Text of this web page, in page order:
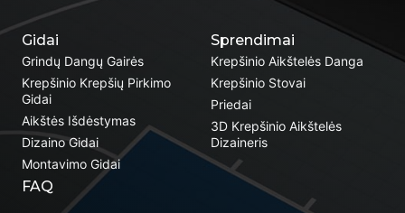
Sprendimai
Krepšinio Aikštelės Danga
Krepšinio Stovai
Priedai
3D Krepšinio Aikštelės
Dizaineris
Gidai
Grindų Dangų Gairės
Krepšinio Krepšių Pirkimo
Gidai
Aikštės Išdėstymas
Dizaino Gidai
Montavimo Gidai
FAQ